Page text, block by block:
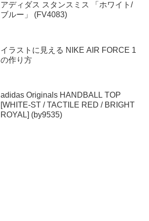
アディダス スタンスミス 「ホワイト/
ブルー」 (FV4083)
イラストに見える NIKE AIR FORCE 1
の作り方
adidas Originals HANDBALL TOP
[WHITE-ST / TACTILE RED / BRIGHT
ROYAL] (by9535)